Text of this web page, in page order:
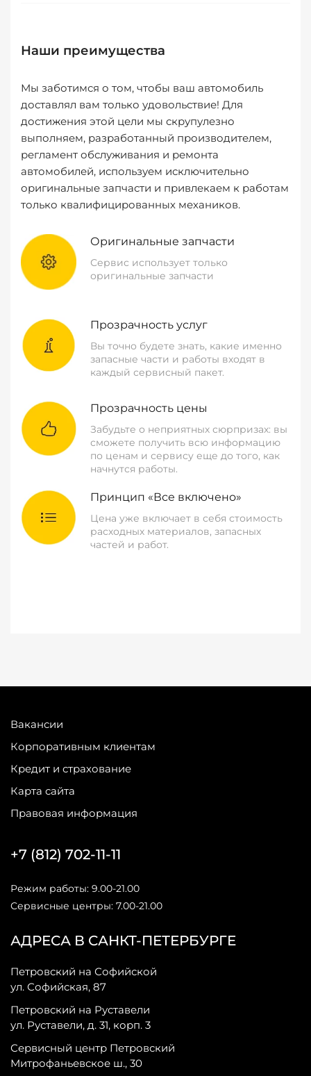
Наши преимущества
Мы заботимся о том, чтобы ваш автомобиль
доставлял вам только удовольствие! Для
достижения этой цели мы скрупулезно
выполняем, разработанный производителем,
регламент обслуживания и ремонта
автомобилей, используем исключительно
оригинальные запчасти и привлекаем к работам
только квалифицированных механиков.
Оригинальные запчасти
Сервис использует только
оригинальные запчасти
Прозрачность услуг
Вы точно будете знать, какие именно
запасные части и работы входят в
каждый сервисный пакет.
Прозрачность цены
Забудьте о неприятных сюрпризах: вы
сможете получить всю информацию
по ценам и сервису еще до того, как
начнутся работы.
Принцип «Все включено»
Цена уже включает в себя стоимость
расходных материалов, запасных
частей и работ.
Вакансии
Корпоративным клиентам
Кредит и страхование
Карта сайта
Правовая информация
АДРЕСА В САНКТ-ПЕТЕРБУРГЕ
Петровский на Софийской
ул. Софийская, 87
Петровский на Руставели
ул. Руставели, д. 31, корп. 3
Сервисный центр Петровский
Митрофаньевское ш., 30
+7 (812) 702-11-11
Режим работы: 9.00-21.00
Сервисные центры: 7.00-21.00